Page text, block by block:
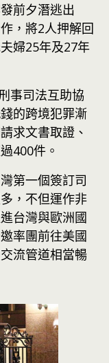
前夕潛逃出
，將2人押解回
婦25年及27年
事司法互助協
的跨境犯罪漸
求文書取證、
400件。
第一個簽訂司
，不但運作非
台灣與歐洲國
率團前往美國
流管道相當暢